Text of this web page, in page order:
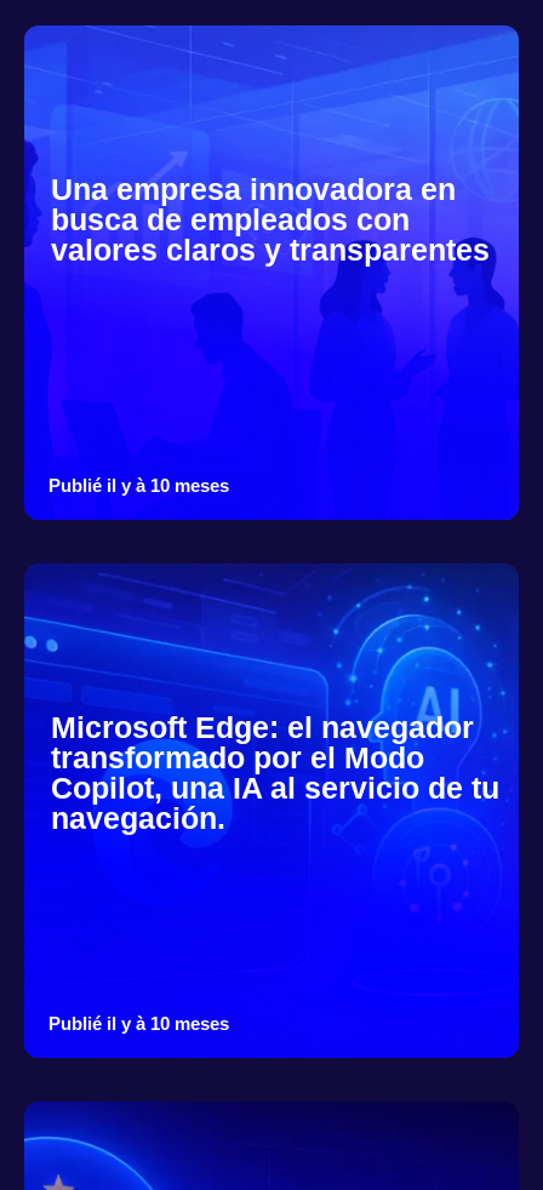
Una empresa innovadora en
busca de empleados con
valores claros y transparentes
Publié il y à 10 meses
Microsoft Edge: el navegador
transformado por el Modo
Copilot, una IA al servicio de tu
navegación.
Publié il y à 10 meses